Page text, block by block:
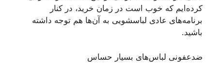
کرده‌ایم که خوب است در زمان خرید، در کنار
برنامه‌های عادی لباسشویی به آن‌ها هم توجه داشته
باشید.
ضدعفونی لباس‌های بسیار حساس